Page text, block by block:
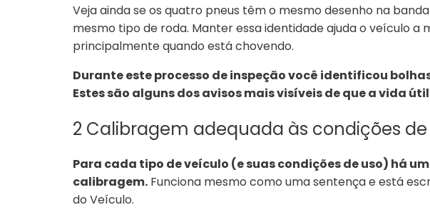
Veja ainda se os quatro pneus têm o mesmo desenho na
mesmo tipo de roda. Manter essa identidade ajuda o veículo a
principalmente quando está chovendo.
Durante este processo de inspeção você identificou
Estes são alguns dos avisos mais visíveis de que a vida
2 Calibragem adequada às condições
Para cada tipo de veículo (e suas condições de uso) há
calibragem. Funciona mesmo como uma sentença e está
do Veículo.